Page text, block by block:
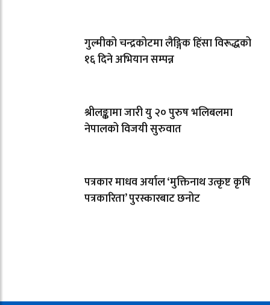
गुल्मीको चन्द्रकोटमा लैङ्गिक हिंसा विरूद्धको
१६ दिने अभियान सम्पन्न
श्रीलङ्कामा जारी यु २० पुरुष भलिबलमा
नेपालको विजयी सुरुवात
पत्रकार माधव अर्याल ‘मुक्तिनाथ उत्कृष्ट कृषि
पत्रकारिता’ पुरस्कारबाट छनोट